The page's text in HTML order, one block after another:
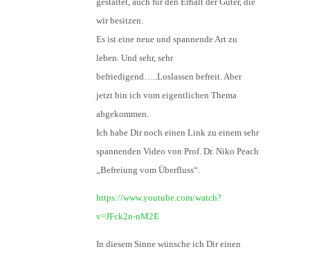
wir besitzen.
Es ist eine neue und spannende Art zu
leben. Und sehr, sehr
befriedigend…..Loslassen befreit. Aber
jetzt bin ich vom eigentlichen Thema
abgekommen.
Ich habe Dir noch einen Link zu einem sehr
spannenden Video von Prof. Dr. Niko Peach
„Befreiung vom Überfluss“.
https://www.youtube.com/watch?
v=JFck2n-nM2E
In diesem Sinne wünsche ich Dir einen